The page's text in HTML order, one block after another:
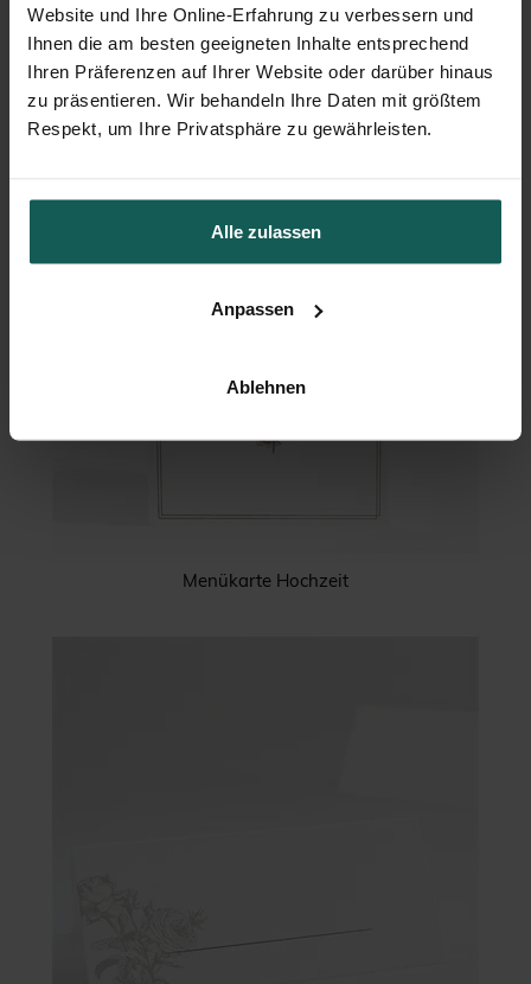
Website und Ihre Online-Erfahrung zu verbessern und
Ihnen die am besten geeigneten Inhalte entsprechend
Ihren Präferenzen auf Ihrer Website oder darüber hinaus
zu präsentieren. Wir behandeln Ihre Daten mit größtem
Respekt, um Ihre Privatsphäre zu gewährleisten.
Alle zulassen
Anpassen
Ablehnen
Geschenkbox Hochzeit
Menükarte Hochzeit